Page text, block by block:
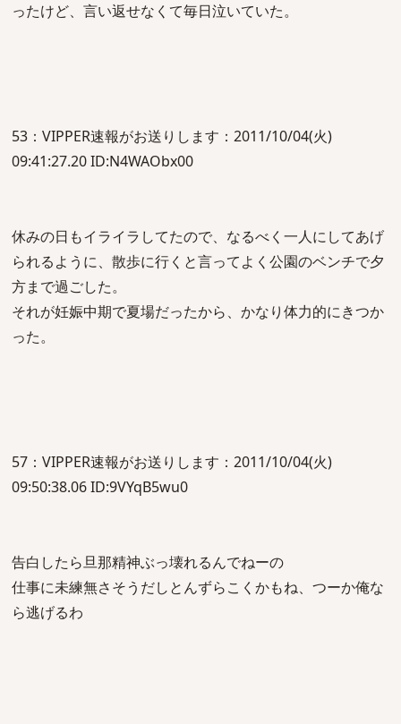
ったけど、言い返せなくて毎日泣いていた。
53：VIPPER速報がお送りします：2011/10/04(火)
09:41:27.20 ID:N4WAObx00
休みの日もイライラしてたので、なるべく一人にしてあげ
られるように、散歩に行くと言ってよく公園のベンチで夕
方まで過ごした。
それが妊娠中期で夏場だったから、かなり体力的にきつか
った。
57：VIPPER速報がお送りします：2011/10/04(火)
09:50:38.06 ID:9VYqB5wu0
告白したら旦那精神ぶっ壊れるんでねーの
仕事に未練無さそうだしとんずらこくかもね、つーか俺な
ら逃げるわ